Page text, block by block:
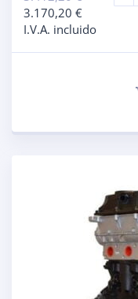
3.170,20 €
I.V.A. incluido